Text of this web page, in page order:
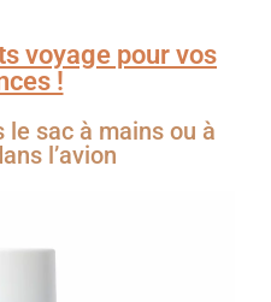
voyage pour vos
!
le sac à mains ou à
l’avion